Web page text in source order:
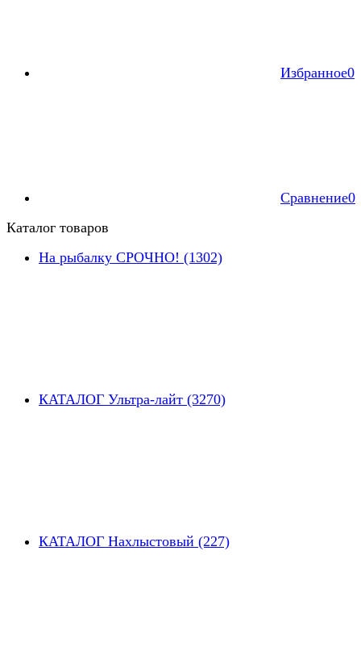
Избранное0
Сравнение0
Каталог товаров
На рыбалку СРОЧНО! (1302)
КАТАЛОГ Ультра-лайт (3270)
КАТАЛОГ Нахлыстовый (227)